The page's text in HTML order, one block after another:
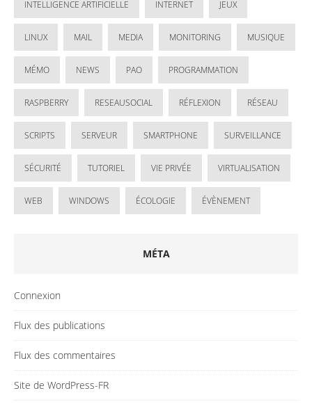
INTELLIGENCE ARTIFICIELLE INTERNET JEUX
LINUX MAIL MEDIA MONITORING MUSIQUE
MÉMO NEWS PAO PROGRAMMATION
RASPBERRY RESEAUSOCIAL RÉFLEXION RÉSEAU
SCRIPTS SERVEUR SMARTPHONE SURVEILLANCE
SÉCURITÉ TUTORIEL VIE PRIVÉE VIRTUALISATION
WEB WINDOWS ÉCOLOGIE ÉVÈNEMENT
MÉTA
Connexion
Flux des publications
Flux des commentaires
Site de WordPress-FR